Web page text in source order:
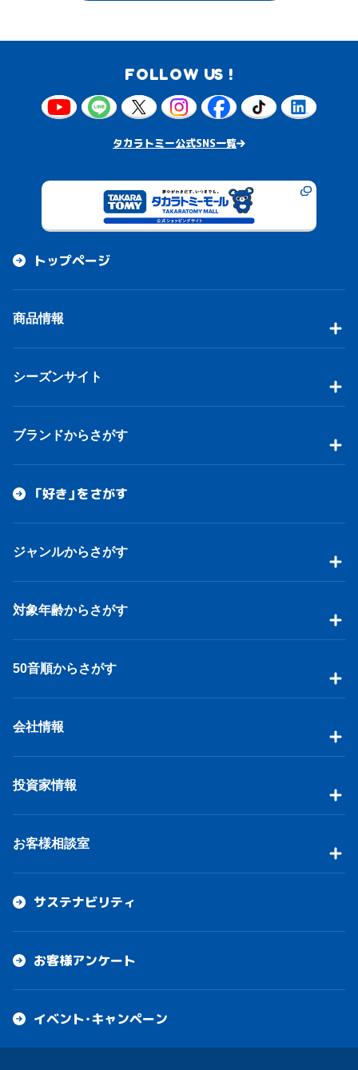
FOLLOW US !
タカラトミー公式SNS一覧
トップページ
商品情報
シーズンサイト
ブランドからさがす
「好き」をさがす
ジャンルからさがす
対象年齢からさがす
50音順からさがす
会社情報
投資家情報
お客様相談室
サステナビリティ
お客様アンケート
イベント・キャンペーン